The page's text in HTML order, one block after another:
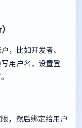
，比如开发者、
用户名，设置登
，然后绑定给用户